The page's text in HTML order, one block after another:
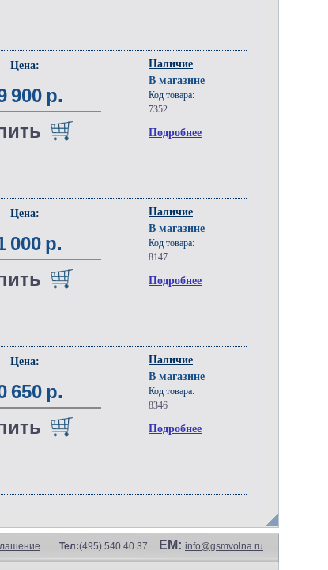
Цена:
900 р.
Наличие
В магазине
Код товара:
7352
Подробнее
Цена:
000 р.
Наличие
В магазине
Код товара:
8147
Подробнее
Цена:
650 р.
Наличие
В магазине
Код товара:
8346
Подробнее
Тел:(495) 540 40 37 EM: info@gsmvolna.ru